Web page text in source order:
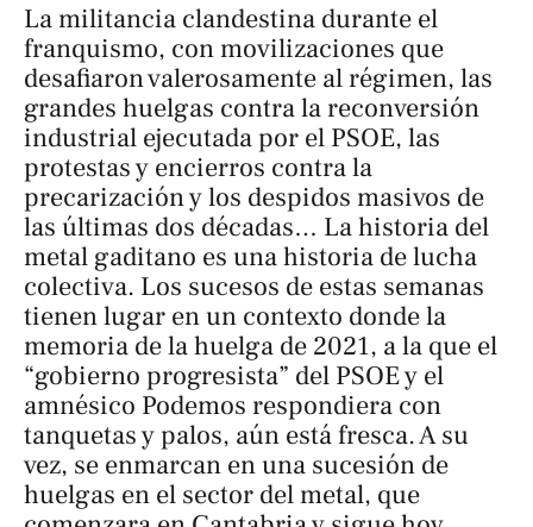
La militancia clandestina durante el
franquismo, con movilizaciones que
desafiaron valerosamente al régimen, las
grandes huelgas contra la reconversión
industrial ejecutada por el PSOE, las
protestas y encierros contra la
precarización y los despidos masivos de
las últimas dos décadas… La historia del
metal gaditano es una historia de lucha
colectiva. Los sucesos de estas semanas
tienen lugar en un contexto donde la
memoria de la huelga de 2021, a la que el
“gobierno progresista” del PSOE y el
amnésico Podemos respondiera con
tanquetas y palos, aún está fresca. A su
vez, se enmarcan en una sucesión de
huelgas en el sector del metal, que